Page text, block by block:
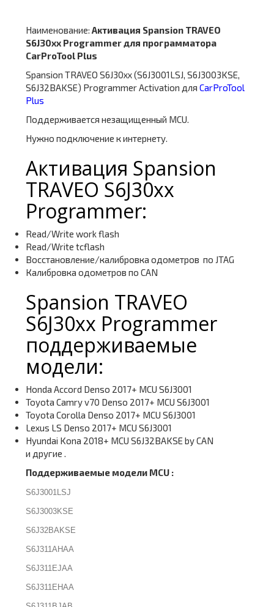
Наименование: Активация Spansion TRAVEO
S6J30xx Programmerдля программатора
CarProTool Plus
Spansion TRAVEO S6J30xx (S6J3001LSJ, S6J3003KSE,
S6J32BAKSE) Programmer Activation для CarProTool
Plus
Поддерживается незащищенный MCU.
Нужно подключение к интернету.
Активация Spansion
TRAVEO S6J30xx
Programmer:
Read/Write work flash
Read/Write tcflash
Восстановление/калибровка одометров по JTAG
Калибровка одометров по CAN
Spansion TRAVEO
S6J30xx Programmer
поддерживаемые
модели:
Honda Accord Denso 2017+ MCU S6J3001
Toyota Camry v70 Denso 2017+ MCU S6J3001
Toyota Corolla Denso 2017+ MCU S6J3001
Lexus LS Denso 2017+ MCU S6J3001
Hyundai Kona 2018+ MCU S6J32BAKSE by CAN
и другие .
Поддерживаемые модели MCU :
S6J3001LSJ
S6J3003KSE
S6J32BAKSE
S6J311AHAA
S6J311EJAA
S6J311EHAA